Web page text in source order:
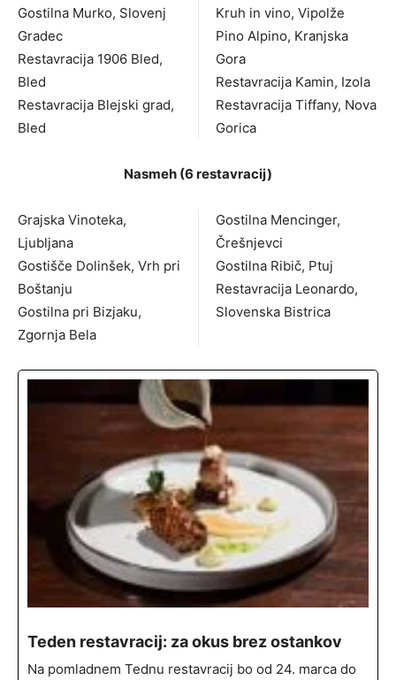
Gostilna Murko, Slovenj
Gradec
Restavracija 1906 Bled,
Bled
Restavracija Blejski grad,
Bled
Kruh in vino, Vipolže
Pino Alpino, Kranjska
Gora
Restavracija Kamin, Izola
Restavracija Tiffany, Nova
Gorica
Nasmeh (6 restavracij)
Grajska Vinoteka,
Ljubljana
Gostišče Dolinšek, Vrh pri
Boštanju
Gostilna pri Bizjaku,
Zgornja Bela
Gostilna Mencinger,
Črešnjevci
Gostilna Ribič, Ptuj
Restavracija Leonardo,
Slovenska Bistrica
Teden restavracij: za okus brez ostankov
Na pomladnem Tednu restavracij bo od 24. marca do